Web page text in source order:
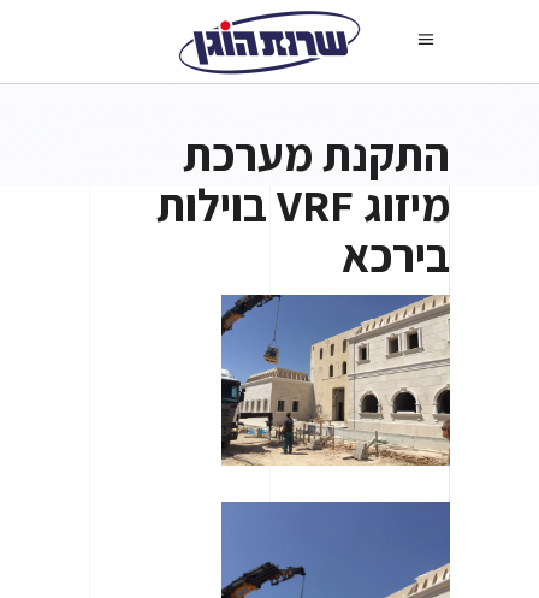
התקנת מערכת
מיזוג VRF בוילות
בירכא